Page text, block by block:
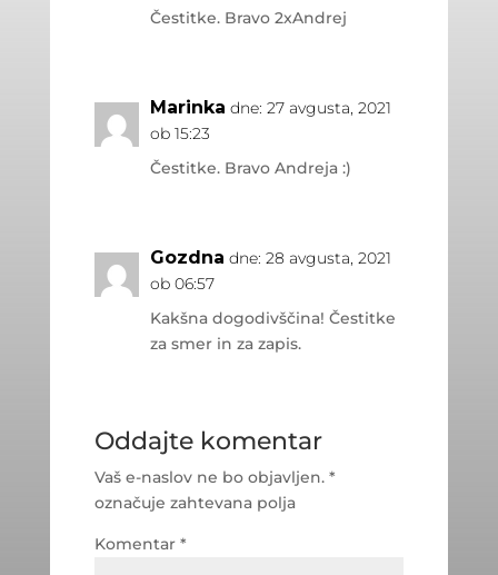
Čestitke. Bravo 2xAndrej
Marinka dne: 27 avgusta, 2021
ob 15:23
Čestitke. Bravo Andreja :)
Gozdna dne: 28 avgusta, 2021
ob 06:57
Kakšna dogodivščina! Čestitke
za smer in za zapis.
Oddajte komentar
Vaš e-naslov ne bo objavljen. *
označuje zahtevana polja
Komentar *